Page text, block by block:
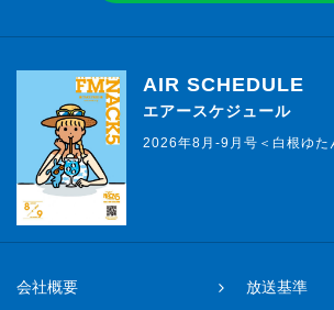
AIR SCHEDULE
エアースケジュール
2026年8月-9月号＜白根ゆた
会社概要
放送基準